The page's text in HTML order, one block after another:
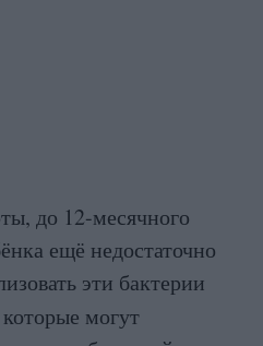
до 12-месячного
ещё недостаточно
эти бактерии
могут